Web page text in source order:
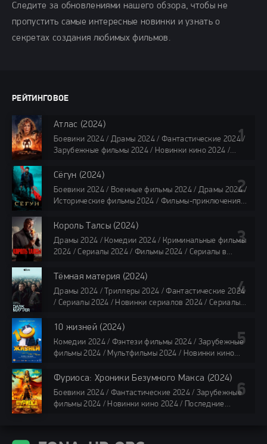
Следите за обновлениями нашего обзора, чтобы не
пропустить самые интересные новинки и узнать о
секретах создания любимых фильмов.
РЕЙТИНГОВОЕ
Атлас (2024)
Боевики 2024 / Драмы 2024 / Фантастические 2024 /
Зарубежные фильмы 2024 / Новинки кино 2024 /
Фильмы 4K / Фильмы 2024 / Популярные фильмы /
Смотреть фильмы онлайн
118 мин.
Сёгун (2024)
Боевики 2024 / Военные фильмы 2024 / Драмы 2024 /
Исторические фильмы 2024 / Фильмы-приключения
Сериалы 4K / Фильмы 2024 / Сериалы в озвучке
TVShows / Сериалы в озвучке LostFilm / Сериалы в
озвучке HDrezka Studio / Смотреть фильмы онлайн
все серии по 45 минут
Король Талсы (2024)
Драмы 2024 / Комедии 2024 / Криминальные фильмы
2024 / Сериалы 2024 / Фильмы 2024 / Сериалы в
Сериалы в озвучке HDrezka Studio / Смотреть фильмы
онлайн
40 мин
Тёмная материя (2024)
Драмы 2024 / Триллеры 2024 / Фантастические 2024
/ Сериалы 2024 / Новинки сериалов 2024 / Сериалы
Сериалы в озвучке LostFilm / Сериалы в озвучке
HDrezka Studio / Смотреть фильмы онлайн
все серии по 45 мин.
10 жизней (2024)
Комедии 2024 / Фэнтези фильмы 2024 / Зарубежные
фильмы 2024 / Мультфильмы 2024 / Новинки кино
/ Фильмы 2024 / Популярные фильмы / Смотреть
фильмы онлайн
88 мин.
Фуриоса: Хроники Безумного Макса (2024)
Боевики 2024 / Фантастические 2024 / Зарубежные
фильмы 2024 / Новинки кино 2024 / Последние